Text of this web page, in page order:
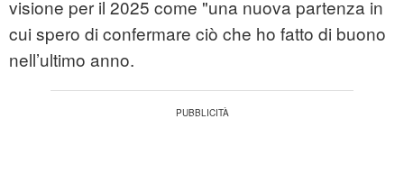
visione per il 2025 come "una nuova partenza in
cui spero di confermare ciò che ho fatto di buono
nell’ultimo anno.